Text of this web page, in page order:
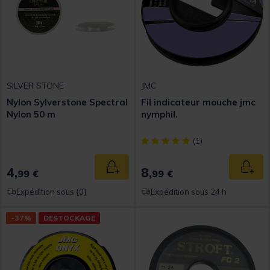
SILVER STONE
Nylon Sylverstone Spectral
Nylon 50 m
4,99 € Ajouter au panier
Expédition sous {0}
JMC
Fil indicateur mouche jmc
nymphil.
[object Object] out of 5
(1)
8,99 €
Expédition sous 24 h
-37% DESTOCKAGE